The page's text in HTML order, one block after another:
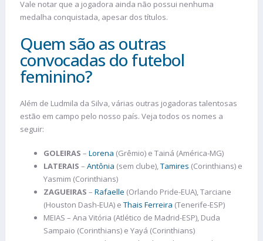
Vale notar que a jogadora ainda não possui nenhuma
medalha conquistada, apesar dos títulos.
Quem são as outras
convocadas do futebol
feminino?
Além de Ludmila da Silva, várias outras jogadoras talentosas
estão em campo pelo nosso país. Veja todos os nomes a
seguir:
GOLEIRAS – Lorena (Grêmio) e Tainá (América-MG)
LATERAIS – Antônia (sem clube),Tamires (Corinthians) e
Yasmim (Corinthians)
ZAGUEIRAS – Rafaelle (Orlando Pride-EUA), Tarciane
(Houston Dash-EUA) e Thais Ferreira (Tenerife-ESP)
MEIAS – Ana Vitória (Atlético de Madrid-ESP), Duda
Sampaio (Corinthians) e Yayá (Corinthians)